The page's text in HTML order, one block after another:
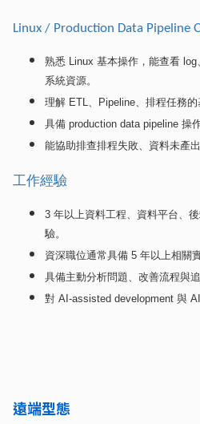
Linux / Production Data Pipeline
熟悉 Linux 基本操作，能查看 log
系統資源。
理解 ETL Pipeline 、排程任務
具備 production data pipeline 操
能協助排查排程失敗、資料未產
工作經驗
3 年以上資料工程、資料平台、
驗。
資深職位通常具備 5 年以上相關
具備主動分析問題、改善流程與
對 AI-assisted development 與
遠端型態